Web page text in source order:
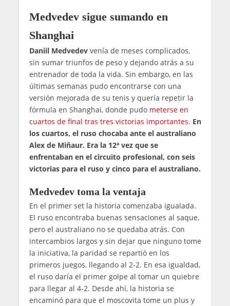
Medvedev sigue sumando en
Shanghai
Daniil Medvedevvenía de meses complicados,
sin sumar triunfos de peso y dejando atrás a su
entrenador de toda la vida. Sin embargo, en las
últimas semanas pudo encontrarse con una
versión mejorada de su tenis y quería repetir la
fórmula en Shanghai, donde pudo meterse en
cuartos de final tras tres victorias importantes. En
los cuartos, el ruso chocaba ante el australiano
Alex de Miñaur. Era la 12ª vez que se
enfrentaban en el circuito profesional, con seis
victorias para el ruso y cinco para el australiano.
Medvedev toma la ventaja
En el primer set la historia comenzaba igualada.
El ruso encontraba buenas sensaciones al saque,
pero el australiano no se quedaba atrás. Con
intercambios largos y sin dejar que ninguno tome
la iniciativa, la paridad se repartió en los
primeros juegos, llegando al 2-2. En esa igualdad,
el ruso daría el primer golpe al tomar un quiebre
para llegar al 4-2. Desde ahí, la historia se
encaminó para que el moscovita tome un plus y